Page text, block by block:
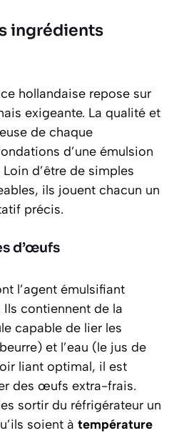
ingrédients
hollandaise repose sur
exigeante. La qualité et
de chaque
d’une émulsion
d’être de simples
ils jouent chacun un
précis.
d’œufs
l’agent émulsifiant
contiennent de la
capable de lier les
et l’eau (le jus de
liant optimal, il est
des œufs extra-frais.
sortir du réfrigérateur un
soient à température